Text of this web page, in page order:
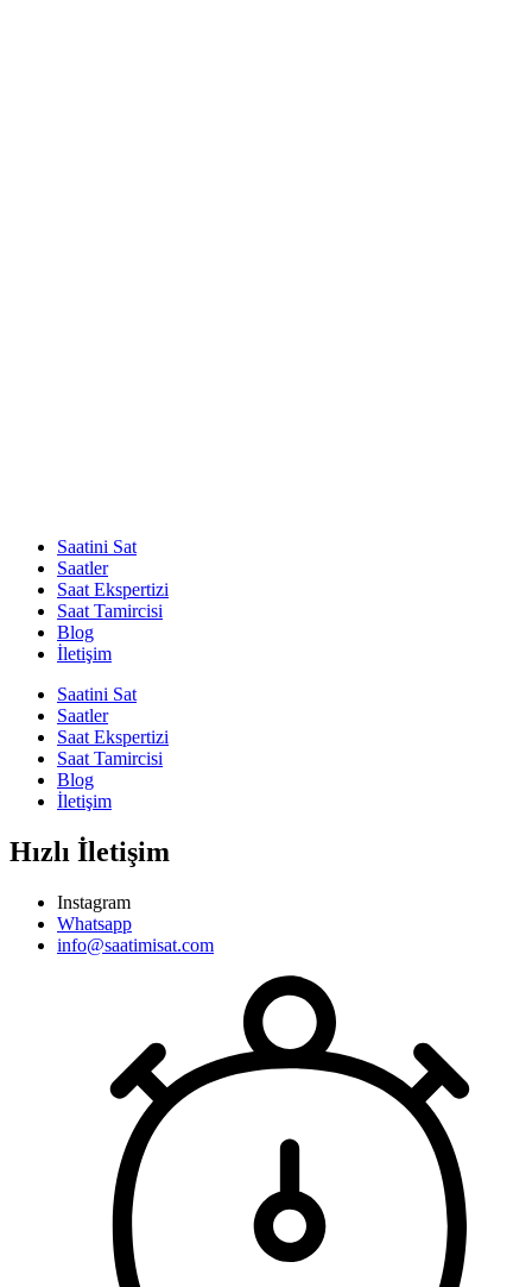
Saatini Sat
Saatler
Saat Ekspertizi
Saat Tamircisi
Blog
İletişim
Saatini Sat
Saatler
Saat Ekspertizi
Saat Tamircisi
Blog
İletişim
Hızlı İletişim
Instagram
Whatsapp
info@saatimisat.com